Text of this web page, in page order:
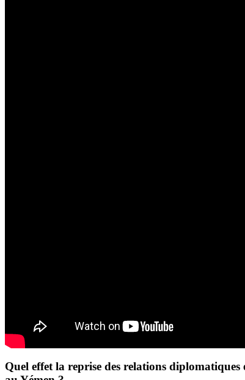
Quel effet la reprise des relations